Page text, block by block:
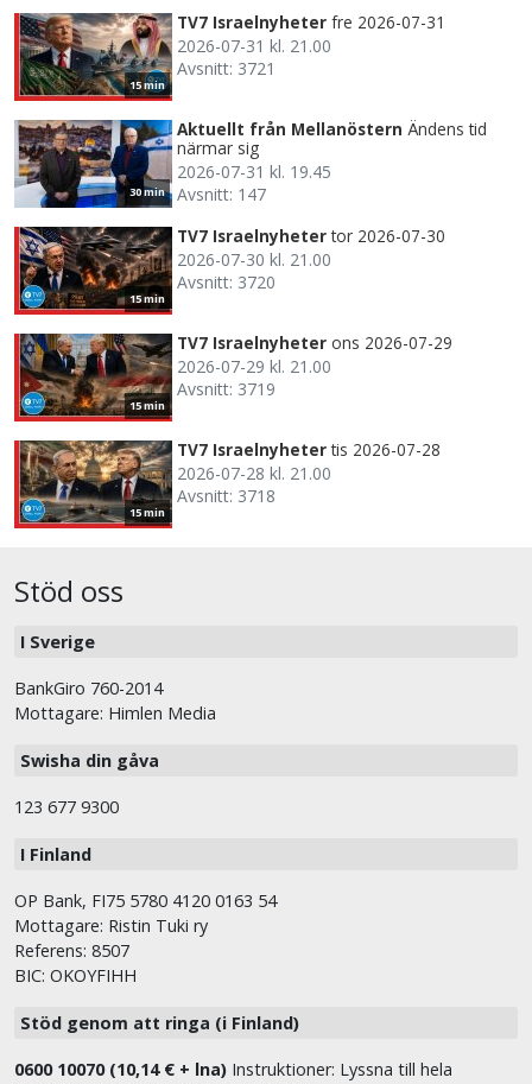
15 min
TV7 Israelnyheter fre 2026-07-31
2026-07-31 kl. 21.00
Avsnitt: 3721
30 min
Aktuellt från Mellanöstern Ändens tid
närmar sig
2026-07-31 kl. 19.45
Avsnitt: 147
15 min
TV7 Israelnyheter tor 2026-07-30
2026-07-30 kl. 21.00
Avsnitt: 3720
15 min
TV7 Israelnyheter ons 2026-07-29
2026-07-29 kl. 21.00
Avsnitt: 3719
15 min
TV7 Israelnyheter tis 2026-07-28
2026-07-28 kl. 21.00
Avsnitt: 3718
Stöd oss
I Sverige
BankGiro 760-2014
Mottagare: Himlen Media
Swisha din gåva
123 677 9300
I Finland
OP Bank, FI75 5780 4120 0163 54
Mottagare: Ristin Tuki ry
Referens: 8507
BIC: OKOYFIHH
Stöd genom att ringa (i Finland)
0600 10070 (10,14 € + lna) Instruktioner: Lyssna till hela